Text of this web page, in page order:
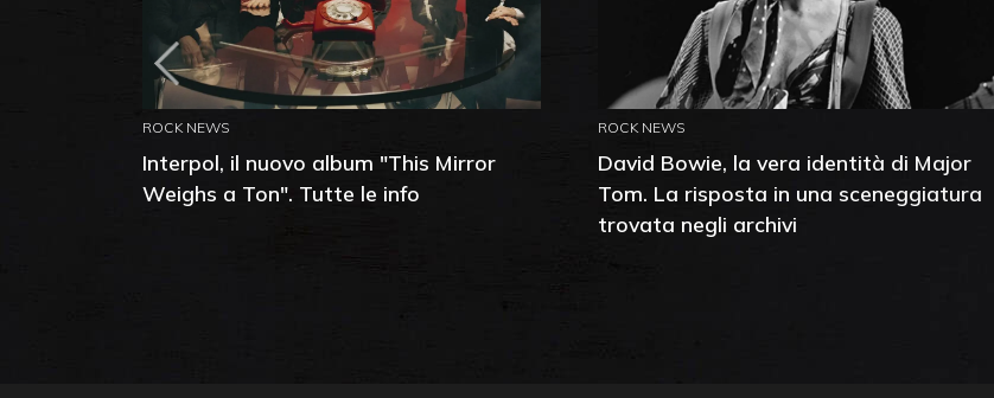
ROCK NEWS
Interpol, il nuovo album "This Mirror
Weighs a Ton". Tutte le info
ROCK NEWS
David Bowie, la vera identità di Major
Tom. La risposta in una sceneggiatura
trovata negli archivi